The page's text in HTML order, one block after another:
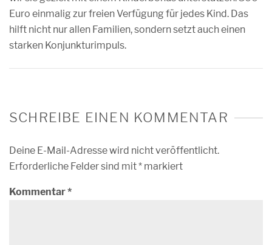
Euro einmalig zur freien Verfügung für jedes Kind. Das
hilft nicht nur allen Familien, sondern setzt auch einen
starken Konjunkturimpuls.
SCHREIBE EINEN KOMMENTAR
Deine E-Mail-Adresse wird nicht veröffentlicht.
Erforderliche Felder sind mit* markiert
Kommentar*